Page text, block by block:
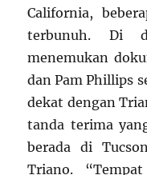
California,
terbunuh. Di
menemukan
dan Pam Phillips
dekat dengan
tanda terima
berada di
Triano.